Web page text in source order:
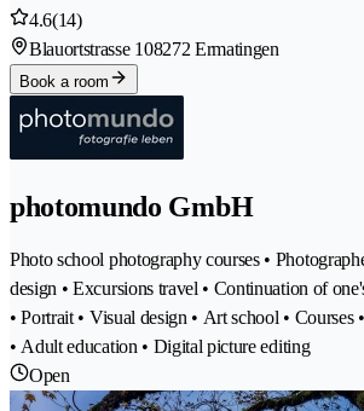
4.6(14)
Blauortstrasse 108272 Ermatingen
Book a room
photomundo GmbH
Photo school photography courses •
design • Excursions travel • Continuation of
• Portrait • Visual design • Art school •
• Adult education • Digital picture editing
Open